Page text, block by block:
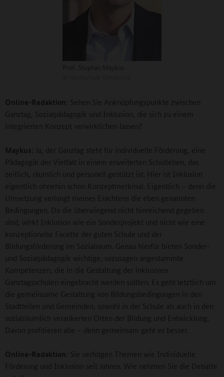
Online-Redaktion:
Sehen Sie Anknüpfungspunkte zwischen
Ganztag, Sozialpädagogik und Inklusion, die sich zu einem
integrierten Konzept verwirklichen lassen?
Maykus:
Ja, der Ganztag steht für individuelle Förderung, eine
Pädagogik der Vielfalt in einem erweiterten Schulleben, das
zeitlich, räumlich und personell gestützt ist. Hier ist Inklusion
eigentlich ohnehin schon Konzeptmerkmal. Eigentlich – denn die
Umsetzung verlangt meines Erachtens die eben genannten
Bedingungen. Da die überwiegend nicht hinreichend gegeben
sind, wirkt Inklusion wie ein Sonderprojekt und nicht wie eine
konzeptionelle Facette der guten Schule und der
Bildungsförderung im Sozialraum. Genau hierfür bieten Sonder-
und Sozialpädagogik wichtige, sozusagen angestammte
Kompetenzen, die in die Gestaltung der inklusiven
Ganztagsschulen eingebracht werden sollten. Es geht letztlich um
die gemeinsame Gestaltung von Bildungsbedingungen in den
Stadtteilen und Gemeinden, sowohl in der Schule als auch in den
sozialräumlich verankerten Orten der Bildung und Entwicklung.
Davon profitieren alle – denn gemeinsam geht es besser.
Online-Redaktion:
Sie verfolgen Themen wie Individuelle
Förderung und Inklusion seit Jahren. Wie nehmen Sie die Debatte